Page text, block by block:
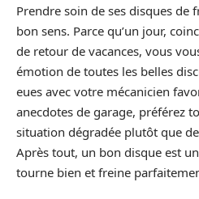
Prendre soin de ses disques de
bon sens. Parce qu’un jour,
de retour de vacances, vous
émotion de toutes les belles
eues avec votre mécanicien
anecdotes de garage, préférez
situation dégradée plutôt que
Après tout, un bon disque est
tourne bien et freine